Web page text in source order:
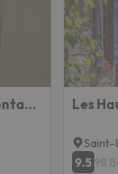
le 2 bers duplex cosy séjour à la montagne Les
9.5 98